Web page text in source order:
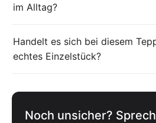
im Alltag?
Handelt es sich bei diesem
echtes Einzelstück?
Noch unsicher?